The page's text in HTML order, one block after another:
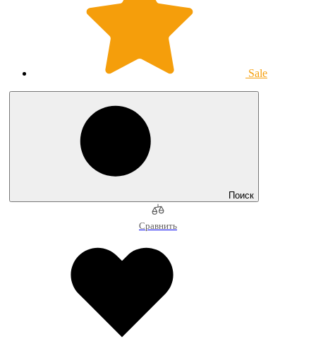
Sale
Поиск
Сравнить